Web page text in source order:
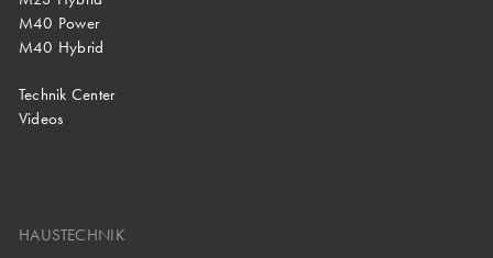
M40 Power
M40 Hybrid
Technik Center
Videos
HAUSTECHNIK